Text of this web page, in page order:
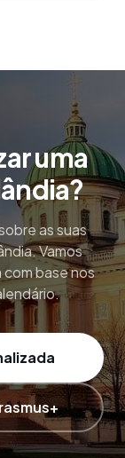
uma
as suas
Vamos
base nos